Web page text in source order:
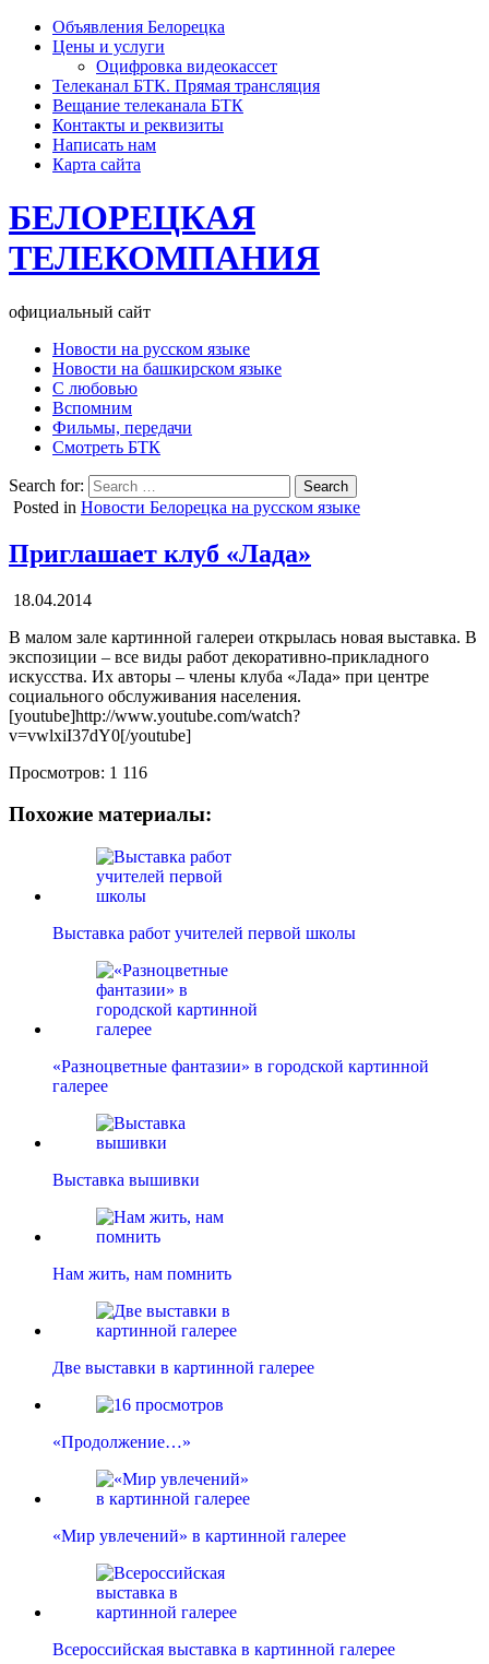
Объявления Белорецка
Цены и услуги
Оцифровка видеокассет
Телеканал БТК. Прямая трансляция
Вещание телеканала БТК
Контакты и реквизиты
Написать нам
Карта сайта
БЕЛОРЕЦКАЯ
ТЕЛЕКОМПАНИЯ
официальный сайт
Новости на русском языке
Новости на башкирском языке
С любовью
Вспомним
Фильмы, передачи
Смотреть БТК
Search for:
Posted in Новости Белорецка на русском языке
Приглашает клуб «Лада»
18.04.2014
В малом зале картинной галереи открылась новая выставка. В
экспозиции – все виды работ декоративно-прикладного
искусства. Их авторы – члены клуба «Лада» при центре
социального обслуживания населения.
[youtube]http://www.youtube.com/watch?
v=vwlxiI37dY0[/youtube]
Просмотров: 1 116
Похожие материалы:
Выставка работ учителей первой школы
«Разноцветные фантазии» в городской картинной
галерее
Выставка вышивки
Нам жить, нам помнить
Две выставки в картинной галерее
«Продолжение…»
«Мир увлечений» в картинной галерее
Всероссийская выставка в картинной галерее